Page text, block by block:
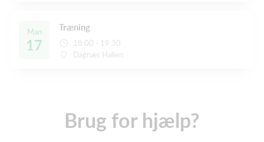
Man
17
Træning
18:00 - 19:30
Dagnæs Hallen
Brug for hjælp?